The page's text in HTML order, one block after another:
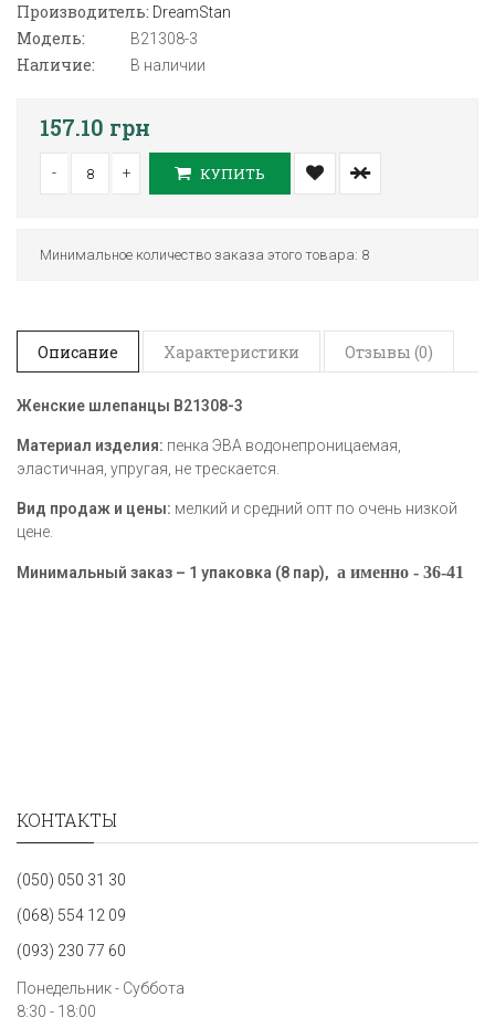
Производитель: DreamStan
Модель: B21308-3
Наличие: В наличии
157.10 грн
- + КУПИТЬ
Минимальное количество заказа этого товара: 8
Описание Характеристики Отзывы (0)
Женские шлепанцы B21308-3
Материал изделия: пенка ЭВА водонепроницаемая,
эластичная, упругая, не трескается.
Вид продаж и цены: мелкий и средний опт по очень низкой
цене.
Минимальный заказ – 1 упаковка (8 пар), а именно - 36-41
КОНТАКТЫ
(050) 050 31 30
(068) 554 12 09
(093) 230 77 60
Понедельник - Суббота
8:30 - 18:00